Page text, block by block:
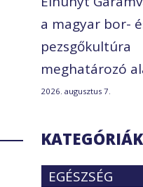
a magyar bor-
pezsgőkultúra
meghatározó
2026. augusztus 7.
KATEGÓRIÁK
EGÉSZSÉG